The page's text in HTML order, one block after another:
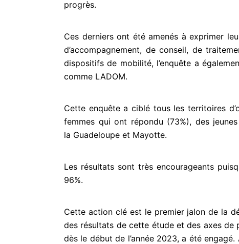
progrès.
Ces derniers ont été amenés à exprimer
d’accompagnement, de conseil, de
dispositifsde mobilité, l’enquête a
comme LADOM.
Cette enquête a ciblé tous les territoires
femmes qui ont répondu (73%), des
la Guadeloupe et Mayotte.
Les résultats sont très encourageants
96%.
Cette action clé est le premier jalon de la
des résultats de cette étude et des axes de
dès le début de l’année 2023, a été